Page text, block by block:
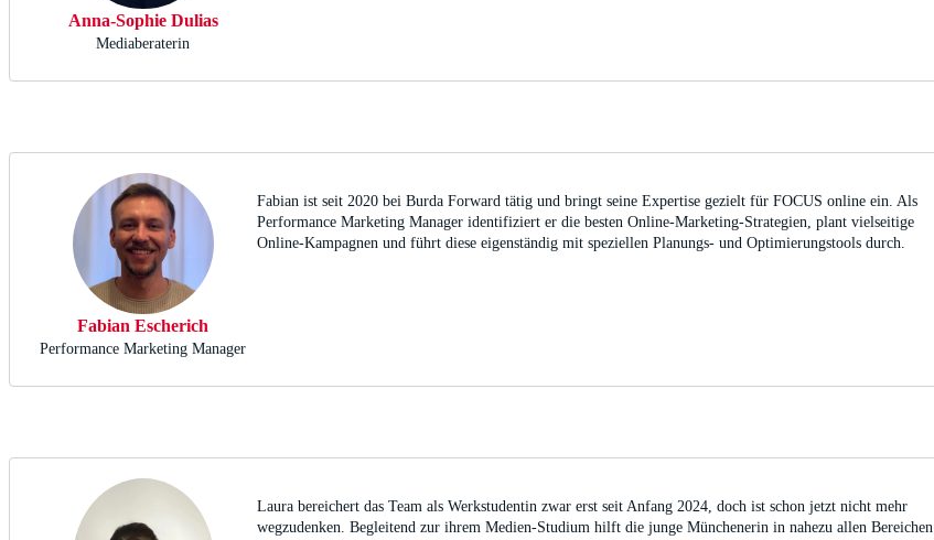
Anna-Sophie Dulias
Mediaberaterin
Fabian Escherich
Performance Marketing Manager
Fabian ist seit 2020 bei Burda Forward tätig und bringt seine Expertise gezielt für FOCUS online ein. Als
Performance Marketing Manager identifiziert er die besten Online-Marketing-Strategien, plant vielseitige
Online-Kampagnen und führt diese eigenständig mit speziellen Planungs- und Optimierungstools durch.
Laura bereichert das Team als Werkstudentin zwar erst seit Anfang 2024, doch ist schon jetzt nicht mehr
wegzudenken. Begleitend zur ihrem Medien-Studium hilft die junge Münchenerin in nahezu allen Bereichen